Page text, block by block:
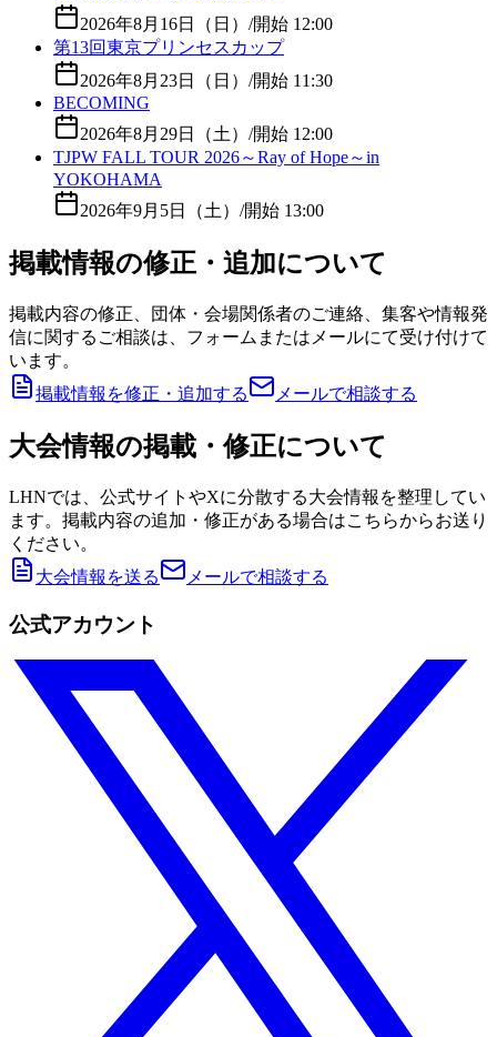
2026年8月16日（日） /開始 12:00
第13回東京プリンセスカップ
2026年8月23日（日） /開始 11:30
BECOMING
2026年8月29日（土） /開始 12:00
TJPW FALL TOUR 2026～Ray of Hope～in
YOKOHAMA
2026年9月5日（土） /開始 13:00
掲載情報の修正・追加について
掲載内容の修正、団体・会場関係者のご連絡、集客や情報発
信に関するご相談は、フォームまたはメールにて受け付けて
います。
掲載情報を修正・追加する
メールで相談する
大会情報の掲載・修正について
LHNでは、公式サイトやXに分散する大会情報を整理してい
ます。掲載内容の追加・修正がある場合はこちらからお送り
ください。
大会情報を送る
メールで相談する
公式アカウント